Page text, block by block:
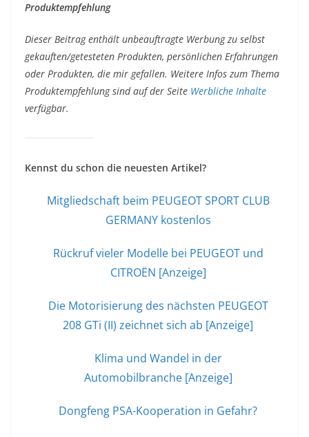
Produktempfehlung
Dieser Beitrag enthält unbeauftragte Werbung zu selbst
gekauften/getesteten Produkten, persönlichen Erfahrungen
oder Produkten, die mir gefallen. Weitere Infos zum Thema
Produktempfehlung sind auf der Seite Werbliche Inhalte
verfügbar.
Kennst du schon die neuesten Artikel?
Mitgliedschaft beim PEUGEOT SPORT CLUB
GERMANY kostenlos
Rückruf vieler Modelle bei PEUGEOT und
CITROËN [Anzeige]
Die Motorisierung des nächsten PEUGEOT
208 GTi (II) zeichnet sich ab [Anzeige]
Klima und Wandel in der
Automobilbranche [Anzeige]
Dongfeng PSA-Kooperation in Gefahr?